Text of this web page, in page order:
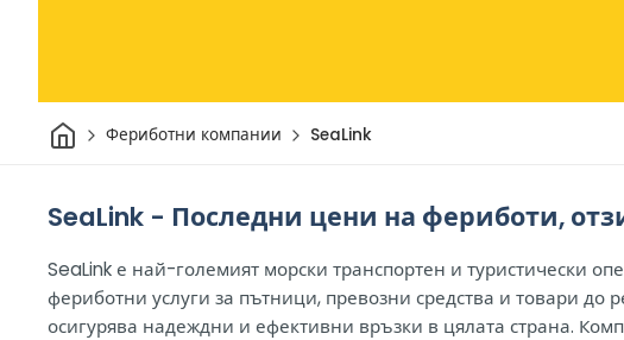
Начало
Фериботни компании SeaLink
SeaLink - Последни цени на фериботи,
SeaLink е най-големият морски транспортен и туристически
фериботни услуги за пътници, превозни средства и товари до
осигурява надеждни и ефективни връзки в цялата страна.